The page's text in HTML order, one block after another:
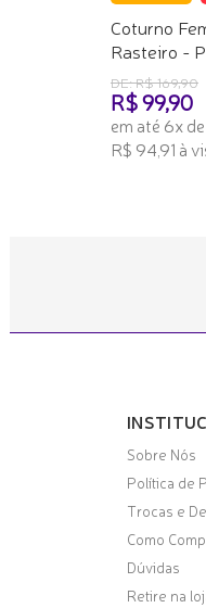
Coturno
Rasteiro -
DE: R$ 169,90
R$ 99,90
em até 6x
R$ 94,91 à
Sobre Nós
Política de
Trocas e
Como
Dúvidas
Retire na